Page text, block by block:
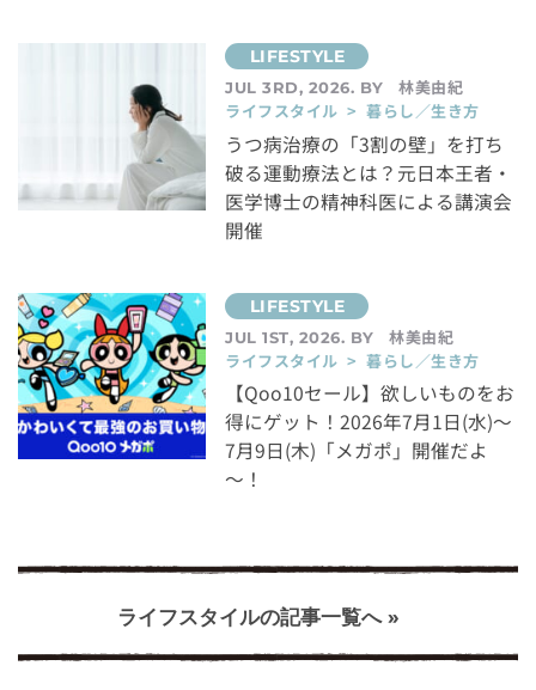
JUL 3RD, 2026. BY
林美由紀
ライフスタイル > 暮らし／生き方
うつ病治療の「3割の壁」を打ち
破る運動療法とは？元日本王者・
医学博士の精神科医による講演会
開催
JUL 1ST, 2026. BY
林美由紀
ライフスタイル > 暮らし／生き方
【Qoo10セール】欲しいものをお
得にゲット！2026年7月1日(水)～
7月9日(木)「メガポ」開催だよ
～！
ライフスタイルの記事一覧へ »